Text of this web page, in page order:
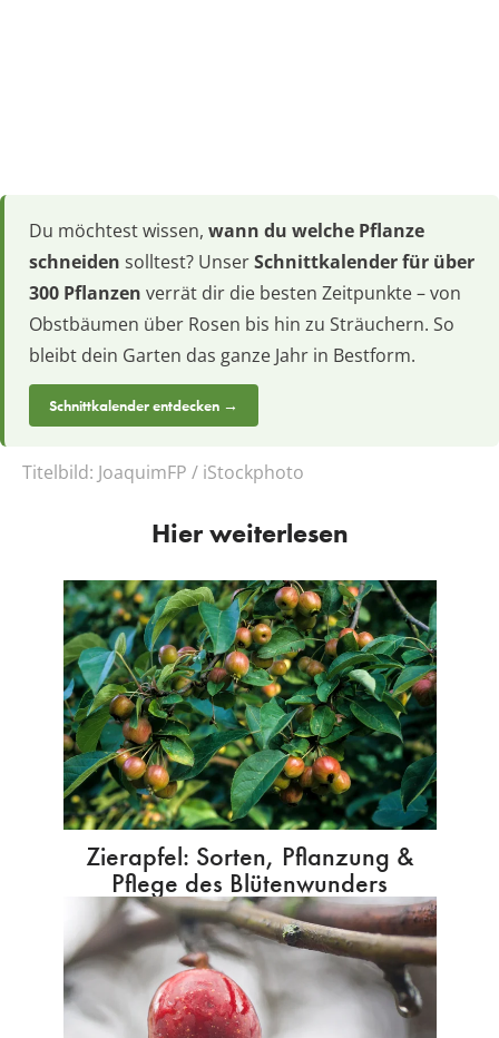
Du möchtest wissen, wann du welche Pflanze
schneiden solltest? UnserSchnittkalender für über
300 Pflanzen verrät dir die besten Zeitpunkte – von
Obstbäumen über Rosen bis hin zu Sträuchern. So
bleibt dein Garten das ganze Jahr in Bestform.
Schnittkalender entdecken →
Titelbild: JoaquimFP / iStockphoto
Hier weiterlesen
Zierapfel: Sorten, Pflanzung &
Pflege des Blütenwunders